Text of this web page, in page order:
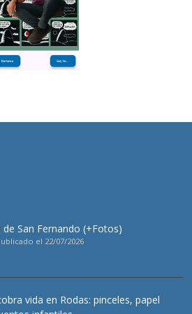
de San Fernando (+Fotos)
el 22/07/2026
vida en Rodas: pinceles, papel